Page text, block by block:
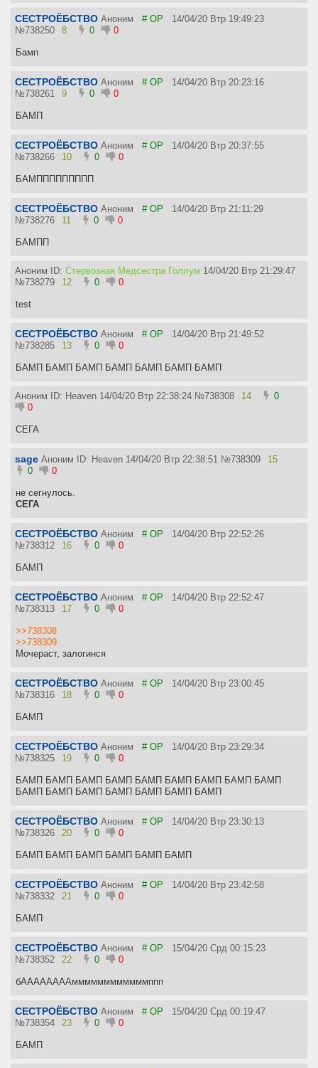
СЕСТРОЁБСТВО Аноним # OP
14/04/20 Втр 19:49:23
№738250 8 0 0
Бамп
СЕСТРОЁБСТВО Аноним # OP
14/04/20 Втр 20:23:16
№738261 9 0 0
БАМП
СЕСТРОЁБСТВО Аноним # OP
14/04/20 Втр 20:37:55
№738266 10 0 0
БАМППППППППП
СЕСТРОЁБСТВО Аноним # OP
14/04/20 Втр 21:11:29
№738276 11 0 0
БАМПП
Аноним ID: Стервозная Медсестра Голлум 14/04/20 Втр 21:29:47
№738279 12 0 0
test
СЕСТРОЁБСТВО Аноним # OP
14/04/20 Втр 21:49:52
№738285 13 0 0
БАМП БАМП БАМП БАМП БАМП БАМП БАМП
Аноним ID: Heaven 14/04/20 Втр 22:38:24 №738308 14
0
0
СЕГА
sage Аноним ID: Heaven 14/04/20 Втр 22:38:51 №738309
15
0
0
не сегнулось.
СЕГА
СЕСТРОЁБСТВО Аноним # OP
14/04/20 Втр 22:52:26
№738312 16 0 0
БАМП
СЕСТРОЁБСТВО Аноним # OP
14/04/20 Втр 22:52:47
№738313 17 0 0
>>738308
>>738309
Мочераст, залогинся
СЕСТРОЁБСТВО Аноним # OP
14/04/20 Втр 23:00:45
№738316 18 0 0
БАМП
СЕСТРОЁБСТВО Аноним # OP
14/04/20 Втр 23:29:34
№738325 19 0 0
БАМП БАМП БАМП БАМП БАМП БАМП БАМП БАМП БАМП
БАМП БАМП БАМП БАМП БАМП БАМП БАМП
СЕСТРОЁБСТВО Аноним # OP
14/04/20 Втр 23:30:13
№738326 20 0 0
БАМП БАМП БАМП БАМП БАМП БАМП
СЕСТРОЁБСТВО Аноним # OP
14/04/20 Втр 23:42:58
№738332 21 0 0
БАМП
СЕСТРОЁБСТВО Аноним # OP
15/04/20 Срд 00:15:23
№738352 22 0 0
бААААААААммммммммммммппп
СЕСТРОЁБСТВО Аноним # OP
15/04/20 Срд 00:19:47
№738354 23 0 0
БАМП